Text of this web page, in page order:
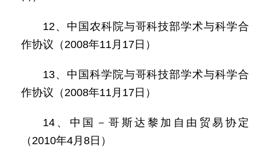
12、中国农科院与哥科技部学术与科学合
作协议（2008年11月17日）
13、中国科学院与哥科技部学术与科学合
作协议（2008年11月17日）
14、中国－哥斯达黎加自由贸易协定
（2010年4月8日）